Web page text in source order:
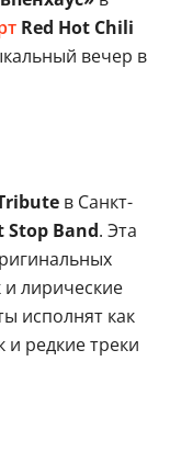
Red Hot Chili
вечер в
в Санкт-
Stop Band. Эта
и лирические
исполнят как
редкие треки